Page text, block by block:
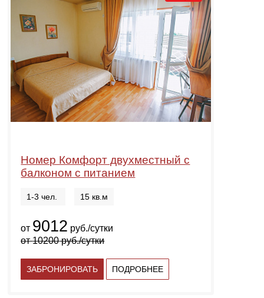
Номер Комфорт двухместный с
балконом с питанием
1-3 чел. 15 кв.м
от 9012 руб./сутки
от10200руб./сутки
ЗАБРОНИРОВАТЬ ПОДРОБНЕЕ